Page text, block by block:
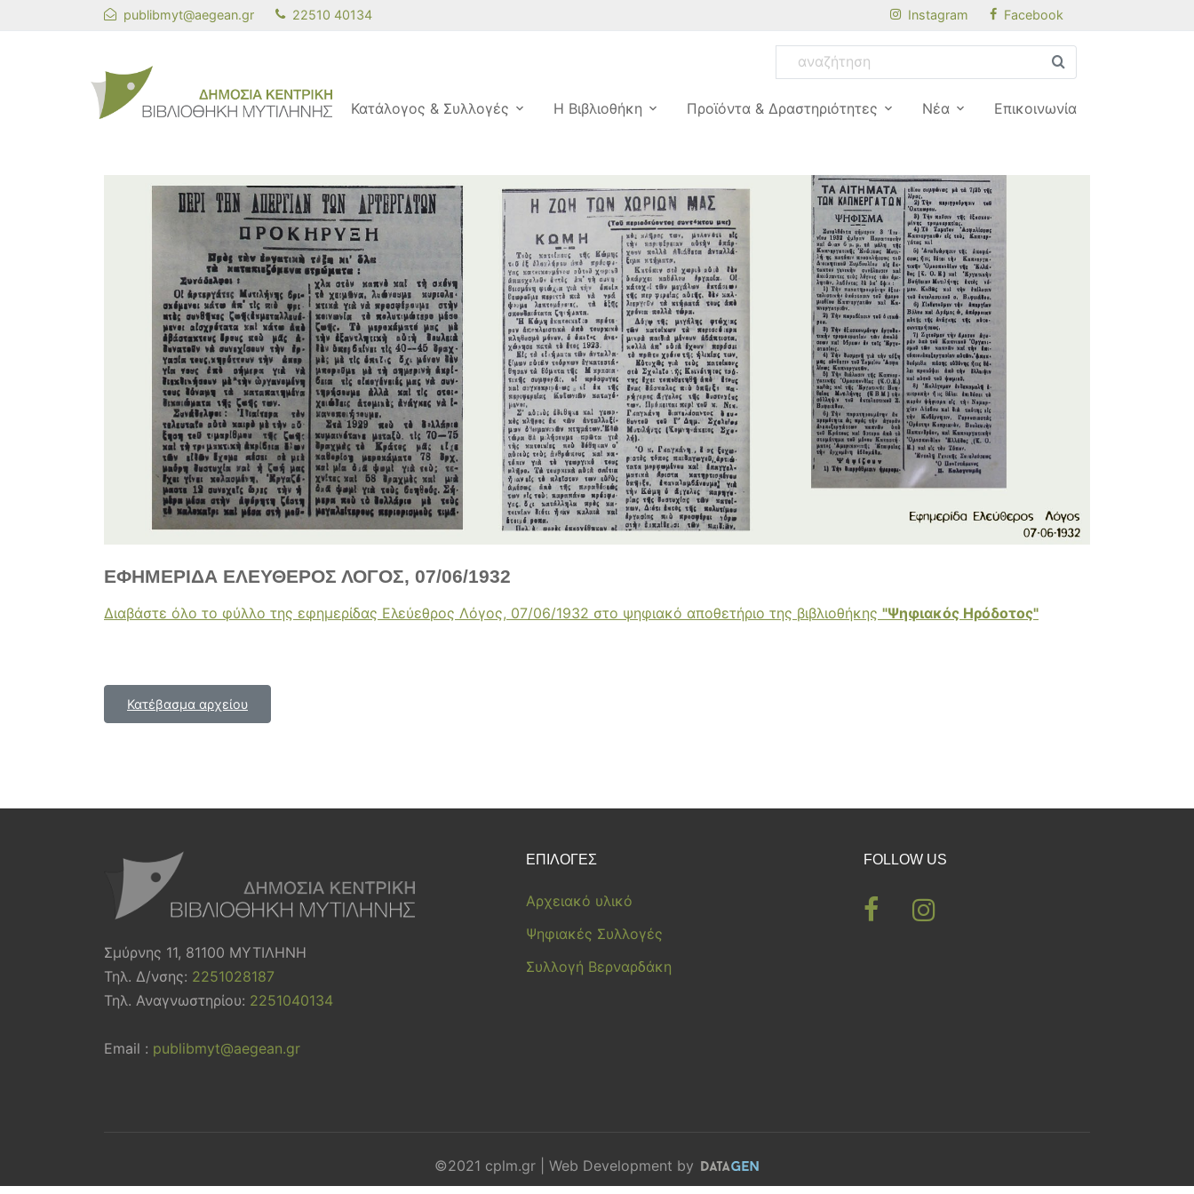
publibmyt@aegean.gr 22510 40134 Instagram Facebook
Κατάλογος & Συλλογές Η Βιβλιοθήκη Προϊόντα & Δραστηριότητες Νέα Επικοινωνία
ΕΦΗΜΕΡΙΔΑ ΕΛΕΥΘΕΡΟΣ ΛΟΓΟΣ, 07/06/1932
Διαβάστε όλο το φύλλο της εφημερίδας Ελεύεθρος Λόγος, 07/06/1932 στο ψηφιακό αποθετήριο της βιβλιοθήκης "Ψηφιακός Ηρόδοτος"
Κατέβασμα αρχείου
Σμύρνης 11, 81100 ΜΥΤΙΛΗΝΗ
Τηλ. Δ/νσης: 2251028187
Τηλ. Αναγνωστηρίου: 2251040134
Email : publibmyt@aegean.gr
ΕΠΙΛΟΓΕΣ
Αρχειακό υλικό
Ψηφιακές Συλλογές
Συλλογή Βερναρδάκη
FOLLOW US
©2021 cplm.gr | Web Development by